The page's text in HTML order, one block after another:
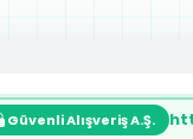
Güvenli Alışveriş A.Ş.